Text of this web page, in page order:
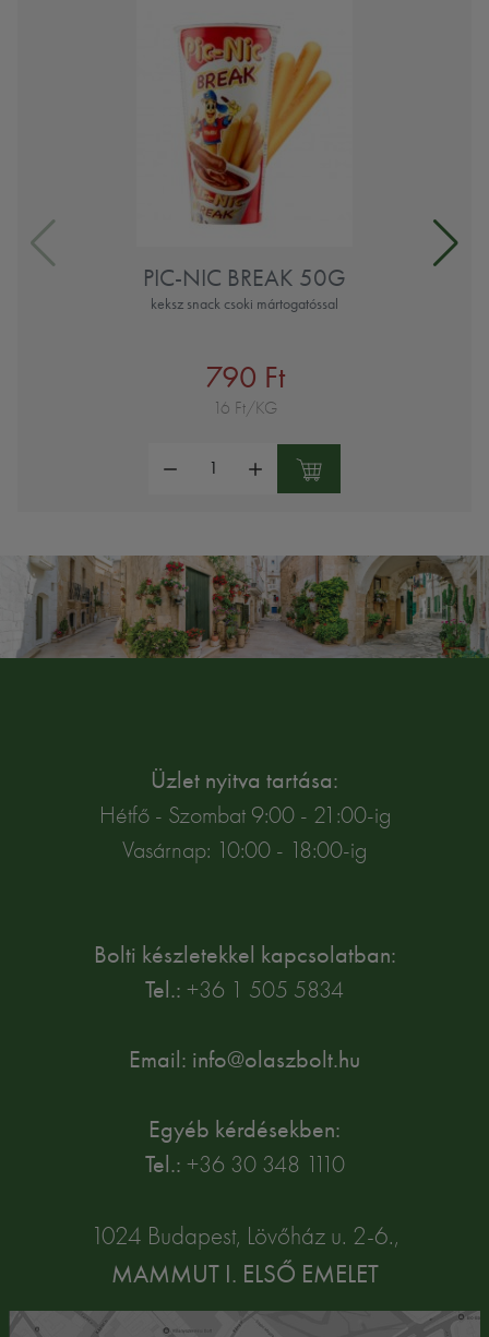
PIC-NIC BREAK 50G
keksz snack csoki mártogatóssal
790 Ft
16 Ft/KG
Üzlet nyitva tartása:
Hétfő - Szombat 9:00 - 21:00-ig
Vasárnap: 10:00 - 18:00-ig
Bolti készletekkel kapcsolatban:
Tel.: +36 1 505 5834
Email: info@olaszbolt.hu
Egyéb kérdésekben:
Tel.: +36 30 348 1110
1024 Budapest, Lövőház u. 2-6.,
MAMMUT I. ELSŐ EMELET